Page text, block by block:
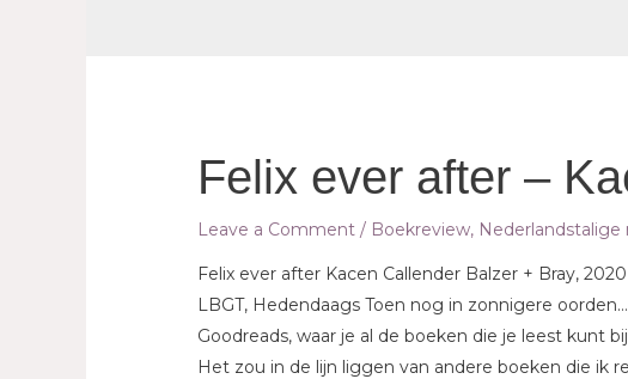
Felix ever after –
Leave a Comment / Boekreview, Nederlandstalige
Felix ever after Kacen Callender Balzer + Bray,
LBGT, Hedendaags Toen nog in zonnigere
Goodreads, waar je al de boeken die je leest kunt
Het zou in de lijn liggen van andere boeken die ik